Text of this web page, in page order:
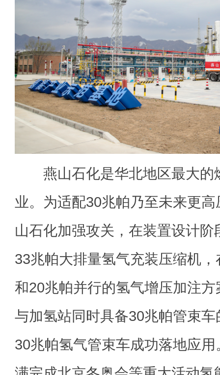
燕山石化是华北地区最大的
业。为适配30兆帕乃至未来更
山石化加强攻关，在装置设计
33兆帕大排量氢气充装压缩机
和20兆帕并行的氢气增压加注
与加氢站同时具备30兆帕管束
30兆帕氢气管束车成功落地应